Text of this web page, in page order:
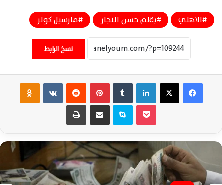
الاهلي بقلم حسن النجار مارسيل كولر
نسخ الرابط
فيسبوك ‫X لينكدإن بينتيريست ‏VKontakte
سكايب مشاركة عبر البريد طباعة